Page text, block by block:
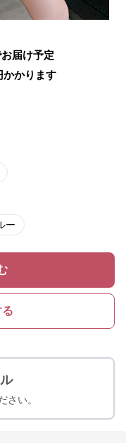
届け予定
かかります
ー
さい。